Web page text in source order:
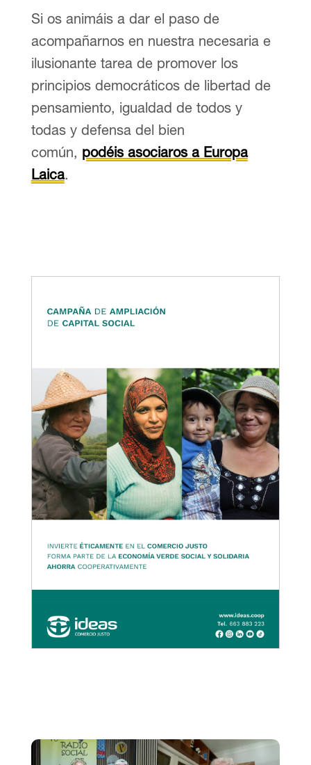
Si os animáis a dar el paso de
acompañarnos en nuestra necesaria e
ilusionante tarea de promover los
principios democráticos de libertad de
pensamiento, igualdad de todos y
todas y defensa del bien
común, podéis asociaros a Europa
Laica.